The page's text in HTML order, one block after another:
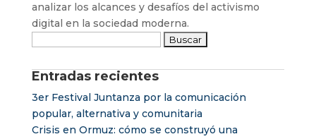
analizar los alcances y desafíos del activismo
digital en la sociedad moderna.
Entradas recientes
3er Festival Juntanza por la comunicación
popular, alternativa y comunitaria
Crisis en Ormuz: cómo se construyó una